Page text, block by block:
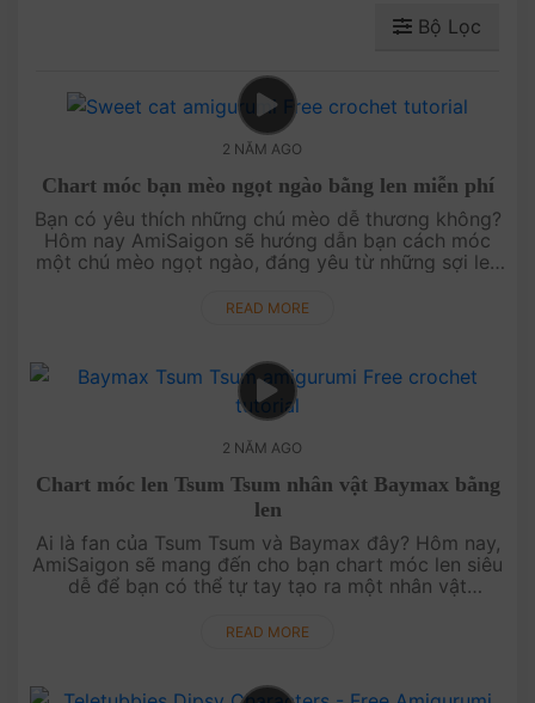
Bộ Lọc
2 NĂM AGO
Chart móc bạn mèo ngọt ngào bằng len miễn phí
Bạn có yêu thích những chú mèo dễ thương không?
Hôm nay AmiSaigon sẽ hướng dẫn bạn cách móc
một chú mèo ngọt ngào, đáng yêu từ những sợi len
chắn sẽ mang lại niềm vui cho n....
READ MORE
2 NĂM AGO
Chart móc len Tsum Tsum nhân vật Baymax bằng
len
Ai là fan của Tsum Tsum và Baymax đây? Hôm nay,
AmiSaigon sẽ mang đến cho bạn chart móc len siêu
dễ để bạn có thể tự tay tạo ra một nhân vật
giản và ít chi tiết, bạn sẽ....
READ MORE